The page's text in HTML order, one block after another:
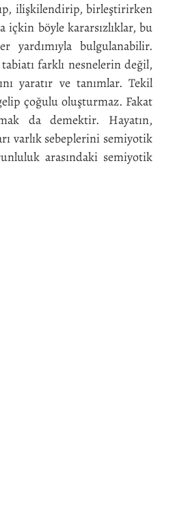
ilişkilendirip, birleştirirken
içkin böyle kararsızlıklar, bu
bulgulanabilir.
farklı nesnelerin değil,
yaratır ve tanımlar. Tekil
çoğulu oluşturmaz. Fakat
da demektir. Hayatın,
varlık sebeplerini semiyotik
arasındaki semiyotik